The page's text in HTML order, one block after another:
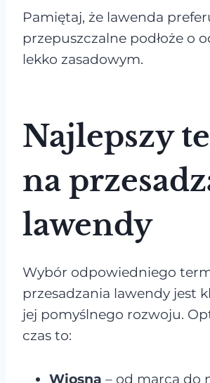
Pamiętaj, że lawenda
przepuszczalne podłoże o
lekko zasadowym.
Najlepszy
na
lawendy
Wybór odpowiedniego
przesadzania lawendy jest
jej pomyślnego rozwoju.
czas to:
Wiosna – od marca do